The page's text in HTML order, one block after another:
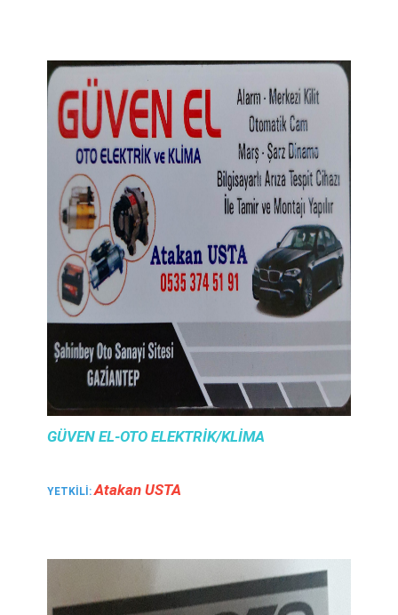
GÜVEN EL-OTO ELEKTRIK/KLIMA
YETKILI:Atakan USTA